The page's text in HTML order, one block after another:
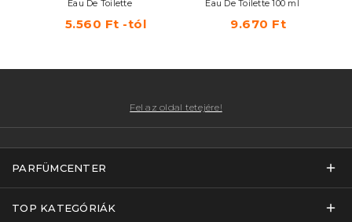
Eau De Toilette
5.560 Ft -tól
Eau De Toilette 100 ml
9.670 Ft
Fel az oldal tetejére!
PARFÜMCENTER
TOP KATEGÓRIÁK